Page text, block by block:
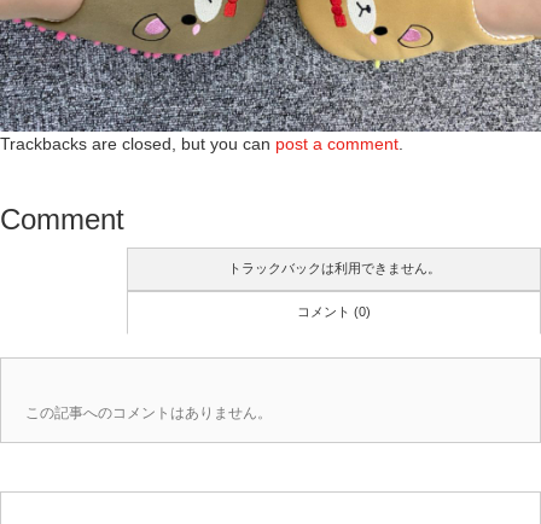
Trackbacks are closed, but you can post a comment
Comment
トラックバックは利用できません。
コメント (0)
この記事へのコメントはありません。